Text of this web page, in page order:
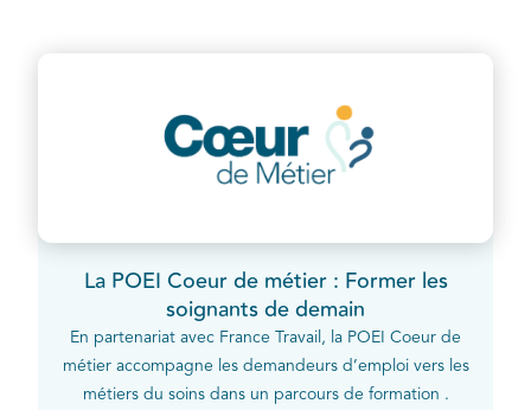
La POEI Coeur de métier : Former les
soignants de demain
En partenariat avec France Travail, la POEI Coeur de
métier accompagne les demandeurs d’emploi vers les
métiers du soins dans un parcours de formation .